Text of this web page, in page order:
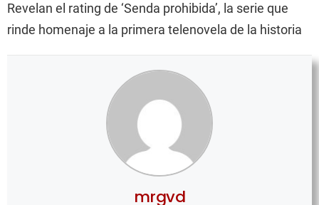
Revelan el rating de ‘Senda prohibida’, la serie que
rinde homenaje a la primera telenovela de la historia
mrgvd